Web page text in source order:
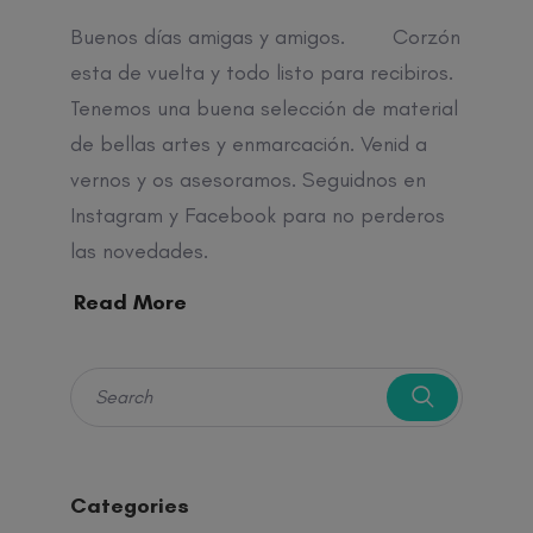
Buenos días amigas y amigos. Corzón
esta de vuelta y todo listo para recibiros.
Tenemos una buena selección de material
de bellas artes y enmarcación. Venid a
vernos y os asesoramos. Seguidnos en
Instagram y Facebook para no perderos
las novedades.
Read More
Categories